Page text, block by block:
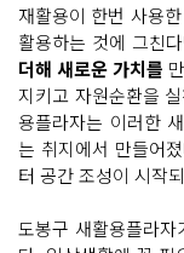
재활용이 한번 사용
활용하는 것에 그친
더해 새로운 가치를
지키고 자원순환을
용플라자는 이러한
는 취지에서 만들어
터 공간 조성이 시작
도봉구 새활용플라